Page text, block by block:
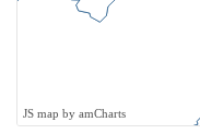
JS map by amCharts